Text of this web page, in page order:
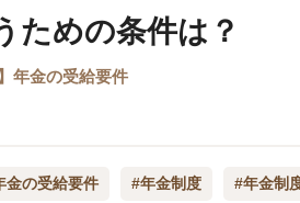
ための条件は？
年金の受給要件
金の受給要件 #年金制度 #年金制